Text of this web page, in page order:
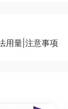
用量|注意事项